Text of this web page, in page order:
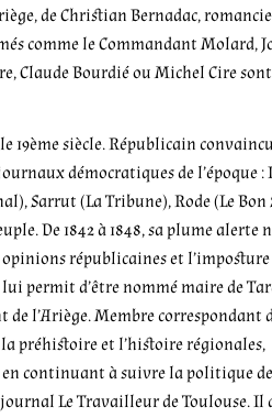
de Christian Bernadac,
comme le Commandant Molard,
Claude Bourdié ou Michel Cire
19ème siècle. Républicain
démocratiques de l’époque :
Sarrut (La Tribune), Rode (Le Bon
De 1842 à 1848, sa plume alerte
républicaines et l’imposture
permit d’être nommé maire de
l’Ariège. Membre correspondant
la préhistoire et l’histoire régionales,
continuant à suivre la politique de
Le Travailleur de Toulouse. Il